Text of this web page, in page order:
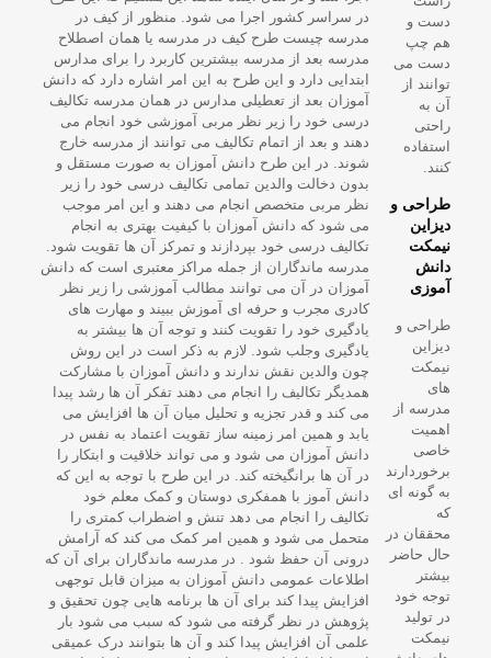
دست و
هم چپ
دست می
توانند از
آن به
راحتی
استفاده
کنند.
طراحی و
دیزاین
نیمکت
دانش
آموزی
طراحی و
دیزاین
نیمکت
های
مدرسه از
اهمیت
خاصی
برخوردارند
به گونه ای
که
محققان در
حال حاضر
بیشتر
توجه خود
در تولید
نیمکت